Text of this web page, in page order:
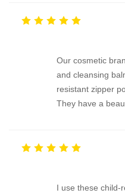
packing process
Our cosmetic
and cleansing
resistant zipper
They have a
line, and the
I use these child-